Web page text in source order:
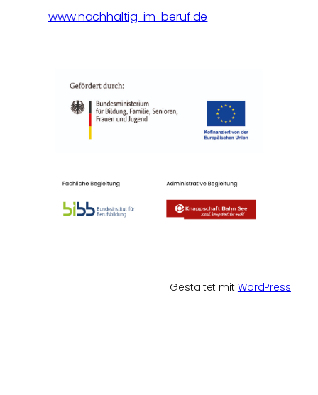
www.nachhaltig-im-beruf.de
Gestaltet mit WordPress